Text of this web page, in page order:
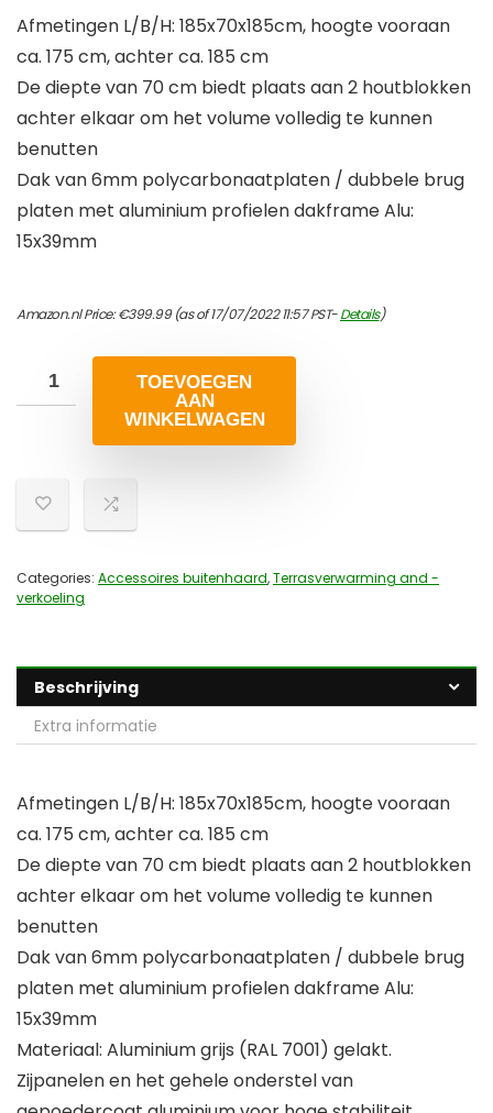
Afmetingen L/B/H: 185x70x185cm, hoogte vooraan
ca. 175 cm, achter ca. 185 cm
De diepte van 70 cm biedt plaats aan 2 houtblokken
achter elkaar om het volume volledig te kunnen
benutten
Dak van 6mm polycarbonaatplaten / dubbele brug
platen met aluminium profielen dakframe Alu:
15x39mm
Amazon.nl Price:€399.99(as of 17/07/2022 11:57 PST-Details)
TOEVOEGEN
AAN
WINKELWAGEN
Categories: Accessoires buitenhaard,Terrasverwarming and -
verkoeling
Beschrijving
Extra informatie
Afmetingen L/B/H: 185x70x185cm, hoogte vooraan
ca. 175 cm, achter ca. 185 cm
De diepte van 70 cm biedt plaats aan 2 houtblokken
achter elkaar om het volume volledig te kunnen
benutten
Dak van 6mm polycarbonaatplaten / dubbele brug
platen met aluminium profielen dakframe Alu:
15x39mm
Materiaal: Aluminium grijs (RAL 7001) gelakt.
Zijpanelen en het gehele onderstel van